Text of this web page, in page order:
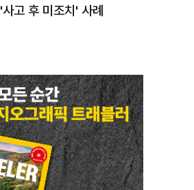
'사고 후 미조치' 사례